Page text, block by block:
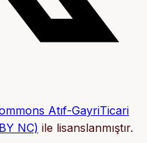
Atıf-GayriTicari
NC) ile lisanslanmıştır.